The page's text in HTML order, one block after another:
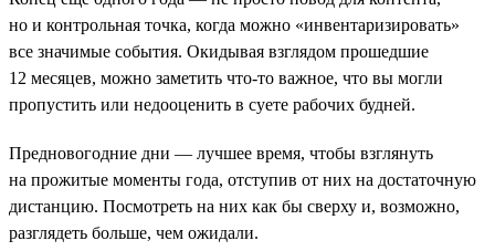
но и контрольная точка, когда можно «инвентаризировать»
все значимые события. Окидывая взглядом прошедшие
12 месяцев, можно заметить что-то важное, что вы могли
пропустить или недооценить в суете рабочих будней.
Предновогодние дни — лучшее время, чтобы взглянуть
на прожитые моменты года, отступив от них на достаточную
дистанцию. Посмотреть на них как бы сверху и, возможно,
разглядеть больше, чем ожидали.